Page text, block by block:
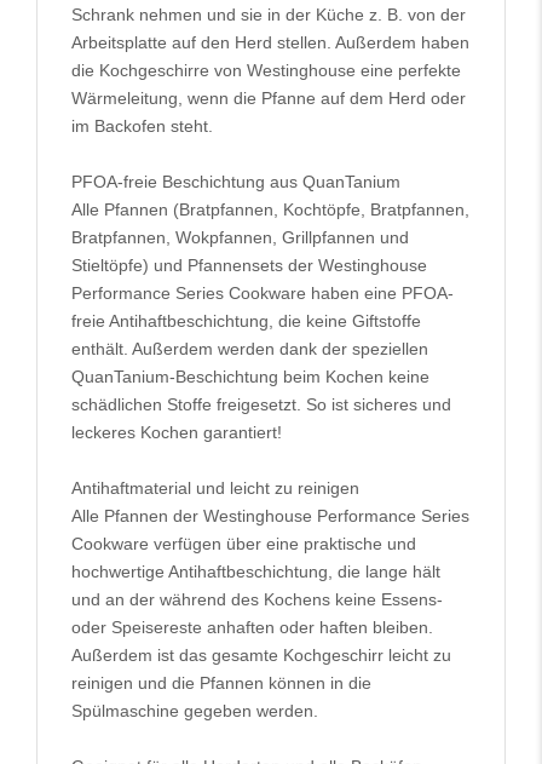
Schrank nehmen und sie in der Küche z. B. von der
Arbeitsplatte auf den Herd stellen. Außerdem haben
die Kochgeschirre von Westinghouse eine perfekte
Wärmeleitung, wenn die Pfanne auf dem Herd oder
im Backofen steht.
PFOA-freie Beschichtung aus QuanTanium
Alle Pfannen (Bratpfannen, Kochtöpfe, Bratpfannen,
Bratpfannen, Wokpfannen, Grillpfannen und
Stieltöpfe) und Pfannensets der Westinghouse
Performance Series Cookware haben eine PFOA-
freie Antihaftbeschichtung, die keine Giftstoffe
enthält. Außerdem werden dank der speziellen
QuanTanium-Beschichtung beim Kochen keine
schädlichen Stoffe freigesetzt. So ist sicheres und
leckeres Kochen garantiert!
Antihaftmaterial und leicht zu reinigen
Alle Pfannen der Westinghouse Performance Series
Cookware verfügen über eine praktische und
hochwertige Antihaftbeschichtung, die lange hält
und an der während des Kochens keine Essens-
oder Speisereste anhaften oder haften bleiben.
Außerdem ist das gesamte Kochgeschirr leicht zu
reinigen und die Pfannen können in die
Spülmaschine gegeben werden.